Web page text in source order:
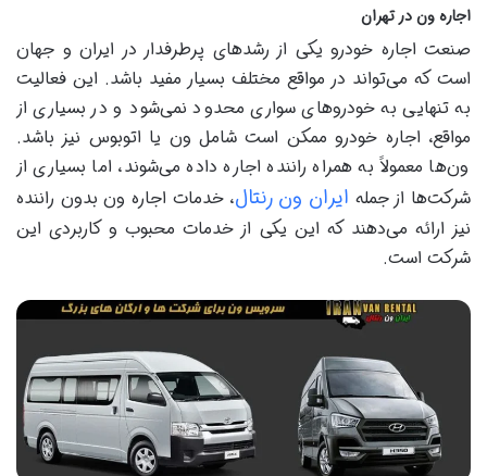
اجاره ون در تهران
صنعت اجاره خودرو یکی از رشدهای پرطرفدار در ایران و جهان
است که می‌تواند در مواقع مختلف بسیار مفید باشد. این فعالیت
به تنهایی به خودروهای سواری محدود نمی‌شود و در بسیاری از
مواقع، اجاره خودرو ممکن است شامل ون یا اتوبوس نیز باشد.
ون‌ها معمولاً به همراه راننده اجاره داده می‌شوند، اما بسیاری از
شرکت‌ها از جمله ایران ون رنتال، خدمات اجاره ون بدون راننده
نیز ارائه می‌دهند که این یکی از خدمات محبوب و کاربردی این
شرکت است.